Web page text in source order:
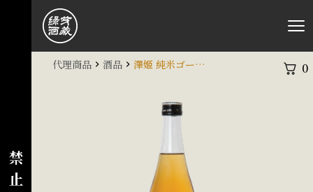
0
代理商品 酒品 澤姬 純米ゴールド GOLD